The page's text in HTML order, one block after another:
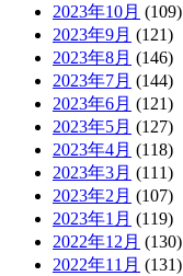
2023年10月 (109)
2023年9月 (121)
2023年8月 (146)
2023年7月 (144)
2023年6月 (121)
2023年5月 (127)
2023年4月 (118)
2023年3月 (111)
2023年2月 (107)
2023年1月 (119)
2022年12月 (130)
2022年11月 (131)